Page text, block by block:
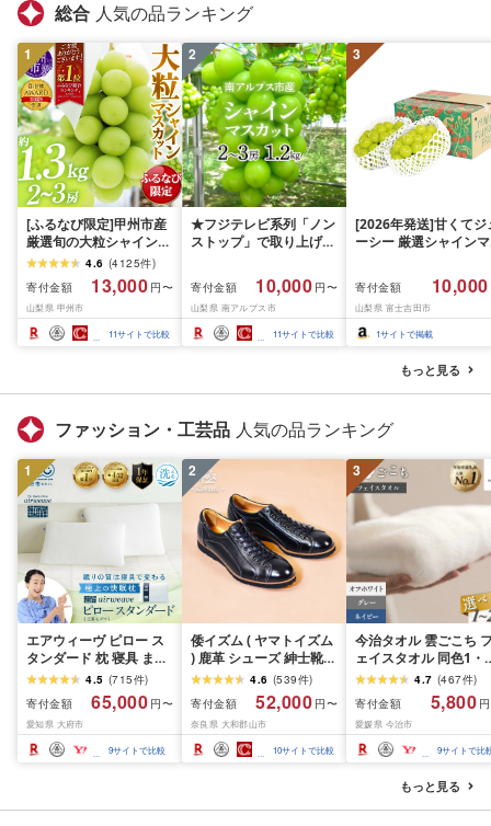
総合 人気の品ランキング
1
[ふるなび限定]甲州市産
厳選旬の大粒シャインマ
スカット 約1.3kg 2〜3
房[2026年発送]
(MG)B12-472 FN-
Limited-VO シャインマ
スカット フルーツ
4.6 (4125件)
寄付金額
13,000 円〜
山梨県 甲州市
11サイトで比較
2
★フジテレビ系列「ノン
ストップ」で取り上げら
先行予約]南アルプス市
産シャインマスカット
1.2kg以上(2〜3房)ふる
さと納税 おすすめ 山梨
県 南アルプス市 送料無
寄付金額 10,000 円〜
山梨県 南アルプス市
11サイトで比較
3
[2026年発送]甘くてジ
ーシー 厳選シャインマ
月前半(1〜15日)から
月下旬までの発送) フ
ーツ ぶどう 果物 山梨
産 2026 旬 大粒 高級
寄付金額 10,000
山梨県 富士吉田市
1サイトで掲載
もっと見る
ファッション・工芸品 人気の品ランキング
1
エアウィーヴ ピロー ス
タンダード 枕 寝具 まく
ら マクラ 睡眠 快眠 | 高
反発 枕 まくら 洗える 洗
える枕 洗えるまくら ウ
ォッシャブル枕 高さ調
整 枕 快眠まくら 高反発
枕 高反発まくら ストレ
4.5 (715件)
寄付金額
65,000 円〜
愛知県 大府市
9サイトで比較
2
倭イズム ( ヤマトイズム
) 鹿革 シューズ 紳士靴
YA3300 ( ブラック ) ファ
ッション 靴 シューズ 革
製品 革靴 お洒落 レザー
シューズ やわらかい 快
適 履き心地 3E
4.6 (539件)
寄付金額
52,000 円〜
奈良県 大和郡山市
10サイトで比較
3
今治タオル 雲ごこち
ェイスタオル 同色1・
2・4・12・25枚 [オフ
ワイト/グレー/コン]
[IA05010]今治フェイ
タオル ふんわり やわ
かい 国産 高級 ふんわ
タオル フェースタオル
フェイスタオルセット
綿 選べるカラー 丸山
オル
4.7 (467件)
寄付金額
5,800
愛媛県 今治市
9サイトで比
もっと見る